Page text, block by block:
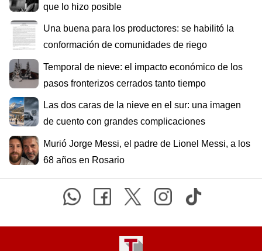
que lo hizo posible
Una buena para los productores: se habilitó la
conformación de comunidades de riego
Temporal de nieve: el impacto económico de los
pasos fronterizos cerrados tanto tiempo
Las dos caras de la nieve en el sur: una imagen
de cuento con grandes complicaciones
Murió Jorge Messi, el padre de Lionel Messi, a los
68 años en Rosario